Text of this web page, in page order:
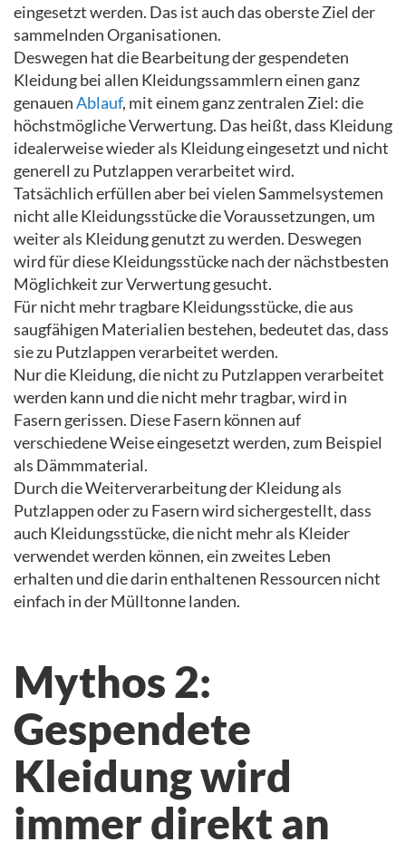
eingesetzt werden. Das ist auch das oberste Ziel der
sammelnden Organisationen.
Deswegen hat die Bearbeitung der gespendeten
Kleidung bei allen Kleidungssammlern einen ganz
genauenAblauf, mit einem ganz zentralen Ziel: die
höchstmögliche Verwertung. Das heißt, dass Kleidung
idealerweise wieder als Kleidung eingesetzt und nicht
generell zu Putzlappen verarbeitet wird.
Tatsächlich erfüllen aber bei vielen Sammelsystemen
nicht alle Kleidungsstücke die Voraussetzungen, um
weiter als Kleidung genutzt zu werden. Deswegen
wird für diese Kleidungsstücke nach der nächstbesten
Möglichkeit zur Verwertung gesucht.
Für nicht mehr tragbare Kleidungsstücke, die aus
saugfähigen Materialien bestehen, bedeutet das, dass
sie zu Putzlappen verarbeitet werden.
Nur die Kleidung, die nicht zu Putzlappen verarbeitet
werden kann und die nicht mehr tragbar, wird in
Fasern gerissen. Diese Fasern können auf
verschiedene Weise eingesetzt werden, zum Beispiel
als Dämmmaterial.
Durch die Weiterverarbeitung der Kleidung als
Putzlappen oder zu Fasern wird sichergestellt, dass
auch Kleidungsstücke, die nicht mehr als Kleider
verwendet werden können, ein zweites Leben
erhalten und die darin enthaltenen Ressourcen nicht
einfach in der Mülltonne landen.
Mythos 2:
Gespendete
Kleidung wird
immer direkt an